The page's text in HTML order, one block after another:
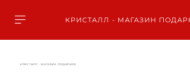
КРИСТАЛЛ - МАГАЗИН
КРИСТАЛЛ - МАГАЗИН ПОДАРКОВ